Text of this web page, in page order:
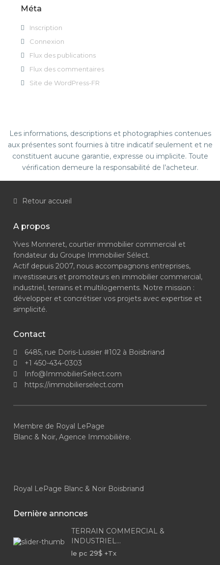
Méta
Inscription
Connexion
Flux des publications
Flux des commentaires
Site de WordPress-FR
Les informations, descriptions et photographies contenues
aux présentes sont fournies à titre indicatif seulement et ne
constituent aucune garantie, expresse ou implicite. Toute
vérification demeure la responsabilité de l’acheteur.
Retour accueil
A propos
Yves Monneret, courtier immobilier commercial et
fondateur du Groupe Immobilier Sélect.
Actif depuis 2007, nous accompagnons entreprises,
investisseurs et promoteurs en immobilier commercial,
industriel, terrains et multilogements. Notre mission :
développer et concrétiser vos projets avec expertise et
simplicité.
Contact
6485, rue Doris-Lussier #102 à Boisbriand
+1 450-434-0303
Info@ImmobilierSelect.com
https://immobilierselect.com
Membre de Royal LePage
Blanc & Noir, Agence Immobilière.
Royal LePage Blanc & Noir Boisbriand
Dernière annonces
TERRAIN COMMERCIAL &
INDUSTRIEL...
le pc 29$ +Tx